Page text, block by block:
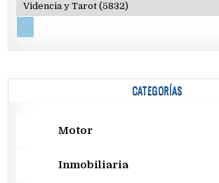
CATEGORÍAS
Motor
Inmobiliaria